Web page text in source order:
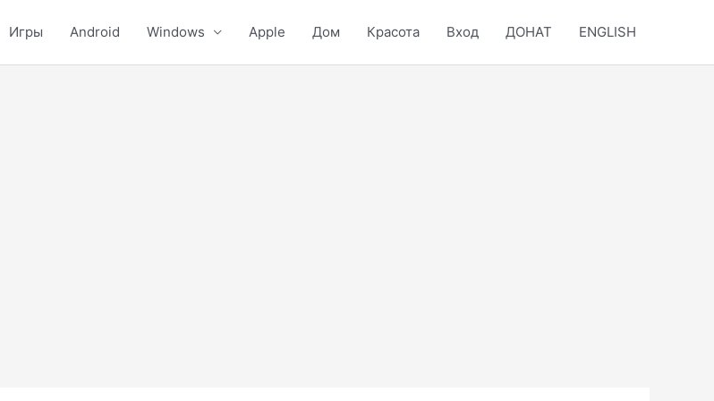
Игры Android Windows Apple Дом Красота Вход ДОНАТ ENGLISH